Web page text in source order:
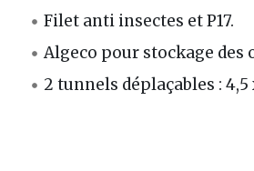
Filet anti insectes et P17.
Algeco pour stockage des
2 tunnels déplaçables : 4,5